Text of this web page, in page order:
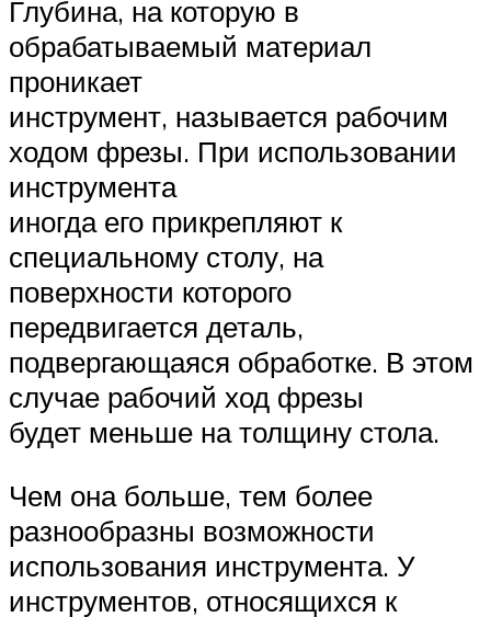
Глубина, на которую в
обрабатываемый материал
проникает
инструмент, называется рабочим
ходом фрезы. При использовании
инструмента
иногда его прикрепляют к
специальному столу, на
поверхности которого
передвигается деталь,
подвергающаяся обработке. В этом
случае рабочий ход фрезы
будет меньше на толщину стола.
Чем она больше, тем более
разнообразны возможности
использования инструмента. У
инструментов, относящихся к